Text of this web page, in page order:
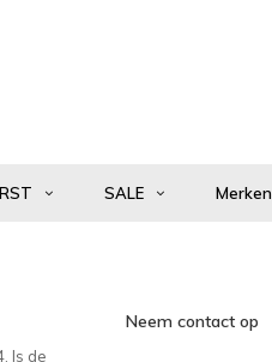
SALE Merken
Is de
Neem contact op